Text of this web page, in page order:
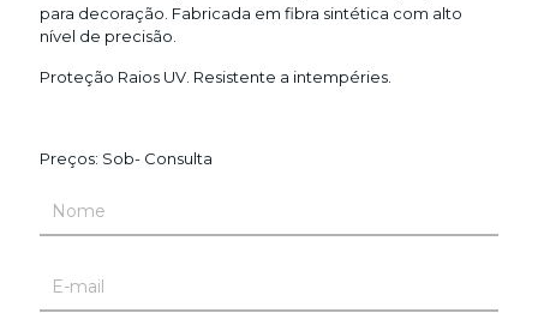
para decoração. Fabricada em fibra sintética com alto
nível de precisão.
Proteção Raios UV. Resistente a intempéries.
Preços: Sob- Consulta